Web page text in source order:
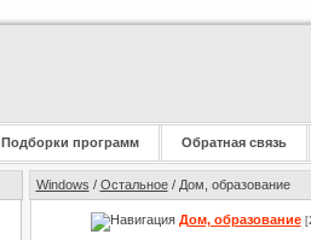
Подборки программ Обратная связь
Windows / Остальное/ Дом, образование
Дом, образование